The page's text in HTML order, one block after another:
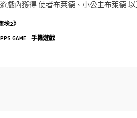
戲內獲得 使者布萊德、小公主布萊德
埃2》
GAME · 手機遊戲